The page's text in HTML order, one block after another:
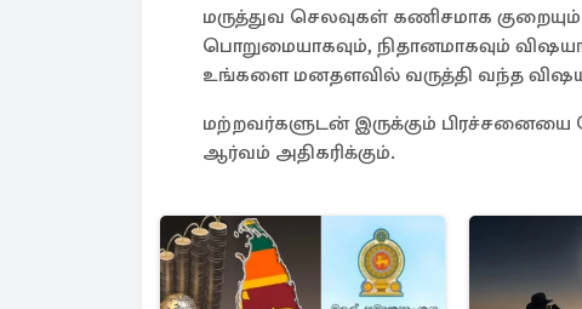
மருத்துவ செலவுகள் கணிசமாக
பொறுமையாகவும், நிதானமாகவும்
உங்களை மனதளவில் வருத்தி வந்த
மற்றவர்களுடன் இருக்கும் பிரச்சனையை
ஆர்வம் அதிகரிக்கும்.